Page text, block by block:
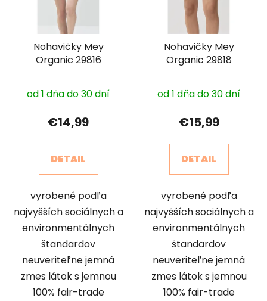
Nohavičky Mey
Organic 29816
od 1 dňa do 30 dní
€14,99
DETAIL
vyrobené podľa
najvyšších sociálnych a
environmentálnych
štandardov
neuveriteľne jemná
zmes látok s jemnou
100% fair-trade
Nohavičky Mey
Organic 29818
od 1 dňa do 30 dní
€15,99
DETAIL
vyrobené podľa
najvyšších sociálnych a
environmentálnych
štandardov
neuveriteľne jemná
zmes látok s jemnou
100% fair-trade